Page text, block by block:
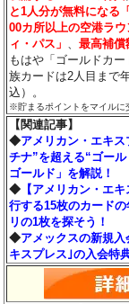
と1人分が無料になる
00カ所以上の空港ラ
ィ・パス」
、最高補償
もはや「ゴールドカ
族カードは2人目まで
込）。
※貯まるポイントをマイルに
【関連記事】
◆アメリカン・エキ
チナ”を超える“ゴー
ゴールド」を解説！
◆ 【アメリカン・エ
行する15枚のカード
リの1枚を探そう！
◆アメックスの新規
キスプレス｣の入会特